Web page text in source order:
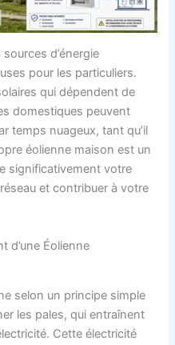
sources d’énergie
pour les particuliers.
qui dépendent de
domestiques peuvent
temps nuageux, tant qu’il
éolienne maison est un
significativement votre
et contribuer à votre
d’une Éolienne
selon un principe simple
les pales, qui entraînent
Cette électricité